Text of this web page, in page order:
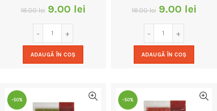
18.00lei Prețul
inițial
a
fost:
9.00 lei
ADAUGĂ ÎN COȘ
18.00lei Prețul
inițial
a
fost:
9.00 lei
ADAUGĂ ÎN COȘ
-50% -50%